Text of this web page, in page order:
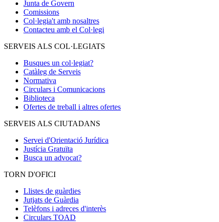
Junta de Govern
Comissions
Col·legia't amb nosaltres
Contacteu amb el Col·legi
SERVEIS ALS COL·LEGIATS
Busques un col·legiat?
Catàleg de Serveis
Normativa
Circulars i Comunicacions
Biblioteca
Ofertes de treball i altres ofertes
SERVEIS ALS CIUTADANS
Servei d'Orientació Jurídica
Justícia Gratuïta
Busca un advocat?
TORN D'OFICI
Llistes de guàrdies
Jutjats de Guàrdia
Telèfons i adreces d'interès
Circulars TOAD